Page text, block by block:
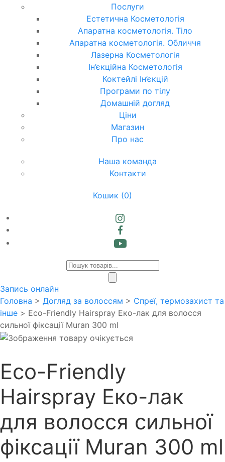
Послуги
Естетична Косметологія
Апаратна косметологія. Тіло
Апаратна косметологія. Обличчя
Лазерна Косметологія
Ін’єкційна Косметологія
Коктейлі Ін’єкцій
Програми по тілу
Домашній догляд
Ціни
Магазин
Про нас
Наша команда
Контакти
Кошик (0)
Products
Запись онлайн
Головна > Догляд за волоссям > Спреї, термозахист та
інше > Eco-Friendly Hairspray Еко-лак для волосся
сильної фіксації Muran 300 ml
Eco-Friendly
Hairspray Еко-лак
для волосся сильної
фіксації Muran 300 ml